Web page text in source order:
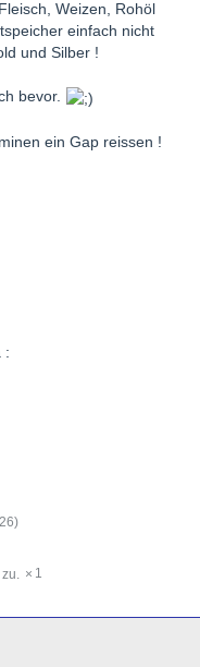
Weizen, Rohöl
einfach nicht
und Silber !
bevor.
ein Gap reissen !
:
)
1